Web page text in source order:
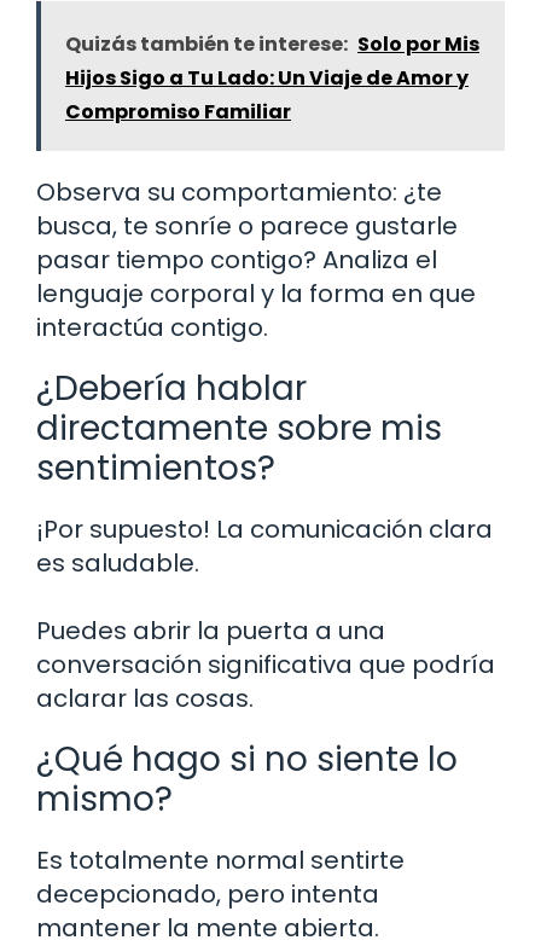
Quizás también te interese: Solo por Mis
Hijos Sigo a Tu Lado: Un Viaje de Amor y
Compromiso Familiar
Observa su comportamiento: ¿te
busca, te sonríe o parece gustarle
pasar tiempo contigo? Analiza el
lenguaje corporal y la forma en que
interactúa contigo.
¿Debería hablar
directamente sobre mis
sentimientos?
¡Por supuesto! La comunicación clara
es saludable.
Puedes abrir la puerta a una
conversación significativa que podría
aclarar las cosas.
¿Qué hago si no siente lo
mismo?
Es totalmente normal sentirte
decepcionado, pero intenta
mantener la mente abierta.